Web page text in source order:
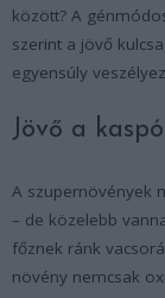
között? A
szerint a jövő
egyensúly
Jövő a
A szupernövények
– de közelebb
főznek ránk
növény nemcsak